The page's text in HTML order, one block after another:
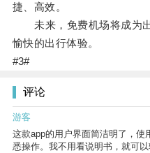
捷、高效。
未来，免费机场将成为出
愉快的出行体验。
#3#
评论
游客
这款app的用户界面简洁明了，
悉操作。我不用看说明书，就可以